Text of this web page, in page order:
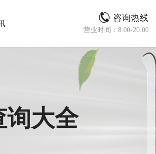
咨询热线
营业时间：8:00-20:00
询大全